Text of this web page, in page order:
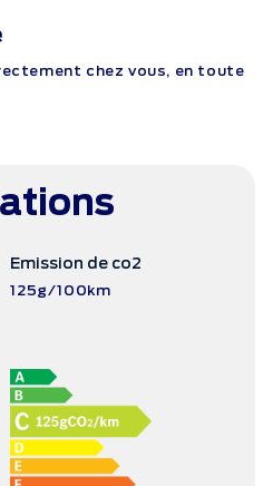
chez vous, en toute
Emission de co2
125g/100km